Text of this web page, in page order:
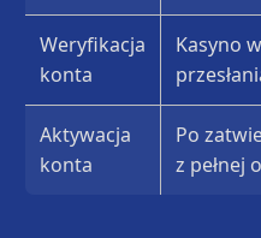
Weryfikacja
konta
Kasyno
Aktywacja
konta
Po
z pełnej